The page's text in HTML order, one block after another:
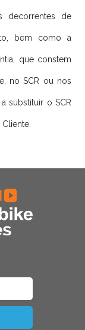
decorrentes de
bem como a
que constem
no SCR ou nos
substituir o SCR